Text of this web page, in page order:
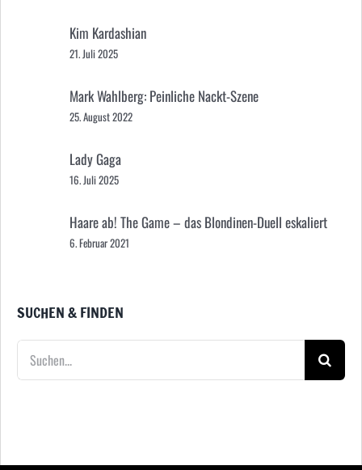
Kim Kardashian
21. Juli 2025
Mark Wahlberg: Peinliche Nackt-Szene
25. August 2022
Lady Gaga
16. Juli 2025
Haare ab! The Game – das Blondinen-Duell eskaliert
6. Februar 2021
SUCHEN & FINDEN
Suche
nach: